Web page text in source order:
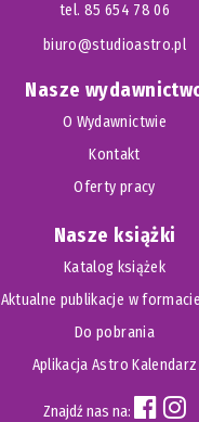
tel. 85 654 78 06
biuro@studioastro.pl
Nasze
O Wydawnictwie
Kontakt
Oferty pracy
Nasze książki
Katalog książek
Aktualne publikacje w formacie
Do pobrania
Aplikacja Astro Kalendarz
Znajdź nas na: